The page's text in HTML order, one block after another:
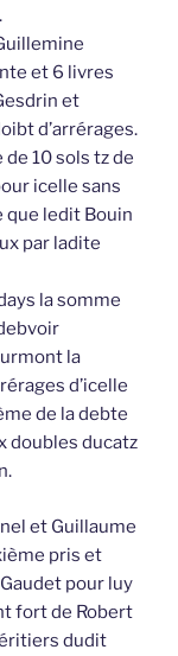
et 6 livres
et
d’arrérages.
de 10 sols tz de
icelle sans
que ledit Bouin
par ladite
la somme
la
d’icelle
de la debte
doubles ducatz
et Guillaume
pris et
pour luy
fort de Robert
dudit